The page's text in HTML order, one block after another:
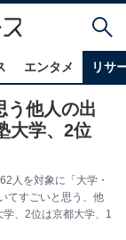
エンタメ リサ
う他人の出
大学、2位
人を対象に「大学・
てすごいと思う、他
、2位は京都大学、1